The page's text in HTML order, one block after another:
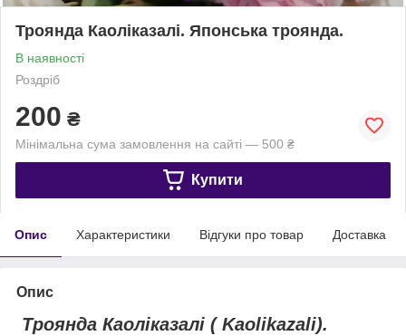
Троянда Каоліказалі. Японська троянда.
В наявності
Роздріб
200 ₴
Мінімальна сума замовлення на сайті — 500 ₴
Купити
Опис Характеристики Відгуки про товар Доставка
Опис
Троянда Каоліказалі ( Kaolikazali).